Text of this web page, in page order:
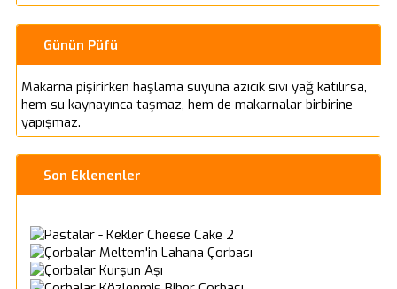
Günün Püfü
Makarna pişirirken haşlama suyuna azıcık sıvı yağ katılırsa,
hem su kaynayınca taşmaz, hem de makarnalar birbirine
yapışmaz.
Son Eklenenler
Cheese Cake 2
Meltem'in Lahana Çorbası
Kurşun Aşı